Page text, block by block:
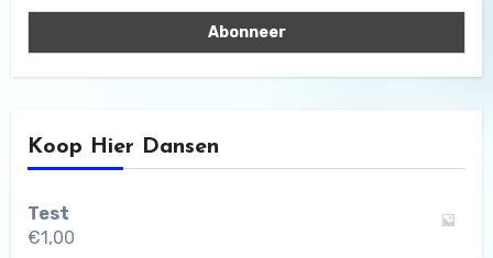
Koop Hier Dansen
Test
€1,00